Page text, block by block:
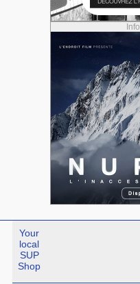
Your
local
SUP
Shop